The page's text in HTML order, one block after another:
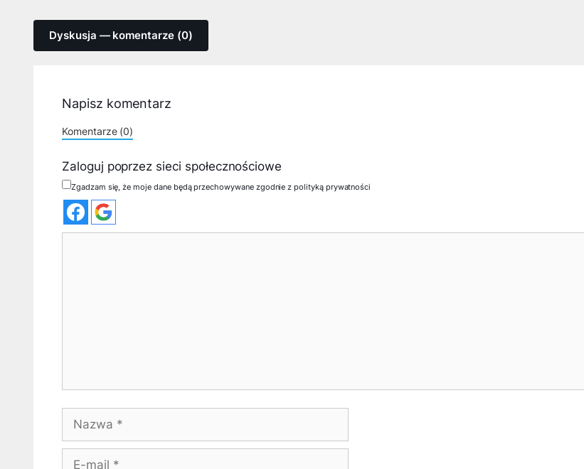
Dyskusja — komentarze (0)
Napisz komentarz
Komentarze (0)
Zaloguj poprzez sieci społecznościowe
Zgadzam się, że moje dane będą przechowywane zgodnie z polityką prywatności
Nazwa